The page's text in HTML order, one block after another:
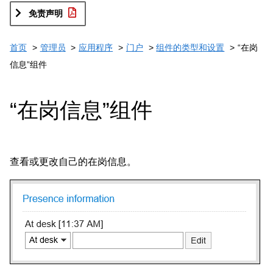
免责声明
首页 管理员 应用程序 门户 组件的类型和设置
“在岗
信息”组件
“在岗信息”组件
查看或更改自己的在岗信息。